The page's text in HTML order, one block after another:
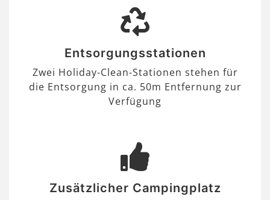
Entsorgungsstationen
Zwei Holiday-Clean-Stationen stehen für
die Entsorgung in ca. 50m Entfernung zur
Verfügung
Zusätzlicher Campingplatz